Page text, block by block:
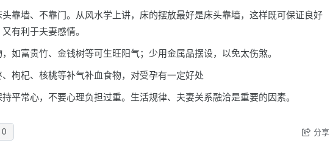
靠墙、不靠门。从风水学上讲，床的摆放最好是床头靠墙，这样既可保证良好
有利于夫妻感情。
如富贵竹、金钱树等可生旺阳气；少用金属品摆设，以免太伤煞。
枸杞、核桃等补气补血食物，对受孕有一定好处
平常心，不要心理负担过重。生活规律、夫妻关系融洽是重要的因素。
0 分享